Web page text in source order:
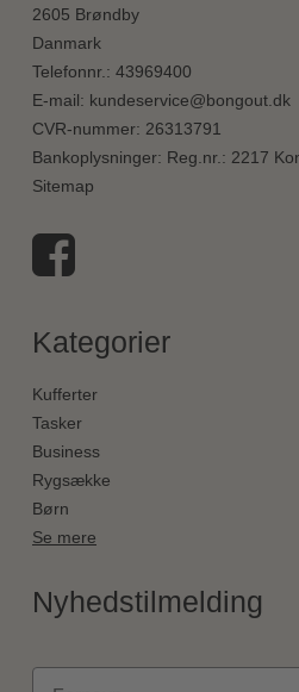
2605 Brøndby
Danmark
Telefonnr.: 43969400
E-mail: kundeservice@bongout.dk
CVR-nummer: 26313791
Bankoplysninger: Reg.nr.: 2217
Sitemap
Kategorier
Kufferter
Tasker
Business
Rygsække
Børn
Se mere
Nyhedstilmelding
Fornavn